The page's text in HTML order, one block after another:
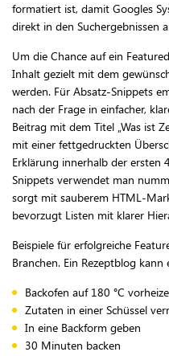
formatiert ist, damit Googles
direkt in den Suchergebnissen
Um die Chance auf ein
Inhalt gezielt mit dem
werden. Für Absatz-Snippets
nach der Frage in einfacher,
Beitrag mit dem Titel „Was ist
mit einer fettgedruckten
Erklärung innerhalb der ersten
Snippets verwendet man
sorgt mit sauberem HTML-
bevorzugt Listen mit klarer
Beispiele für erfolgreiche
Branchen. Ein Rezeptblog
Backofen auf 180 °C
Zutaten in einer Schüssel
In eine Backform geben
30 Minuten backen